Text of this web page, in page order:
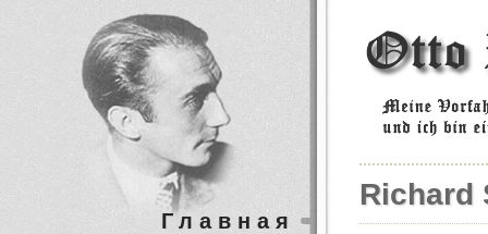
Richard
Главная